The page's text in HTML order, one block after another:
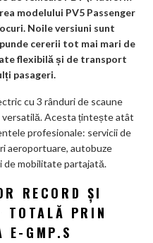
modelului PV5 Passenger
Noile versiuni sunt
cererii tot mai mari de
flexibilă și de transport
pasageri.
cu 3 rânduri de scaune
Acesta țintește atât
profesionale: servicii de
aeroportuare, autobuze
de mobilitate partajată.
RECORD ȘI
TOTALĂ PRIN
E-GMP.S